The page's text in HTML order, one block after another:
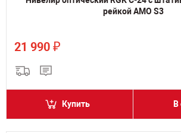
рейкой AMO S3
21 990 ₽
Купить